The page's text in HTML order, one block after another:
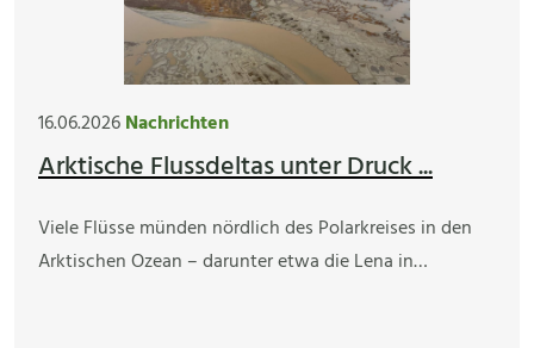
16.06.2026Nachrichten
Arktische Flussdeltas unter Druck ...
Viele Flüsse münden nördlich des Polarkreises in den
Arktischen Ozean – darunter etwa die Lena in…